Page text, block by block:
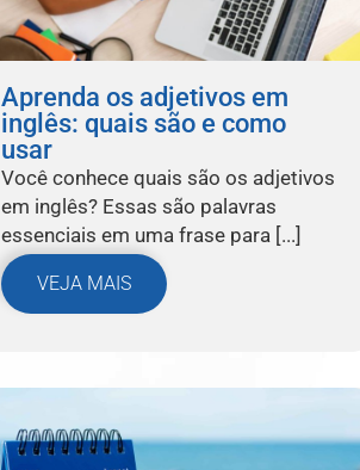
Aprenda os adjetivos em
inglês: quais são e como
usar
Você conhece quais são os adjetivos
em inglês? Essas são palavras
essenciais em uma frase para [...]
VEJA MAIS